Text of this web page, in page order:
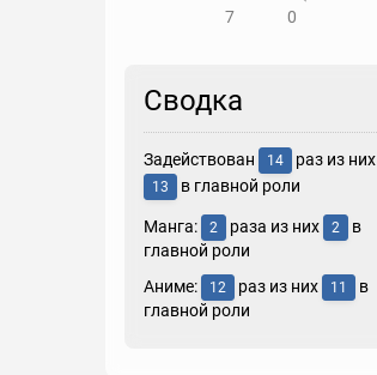
7 0
Сводка
Задействован 14 раз из них
13 в главной роли
Манга: 2 раза из них 2
в
главной роли
Аниме:
12 раз из них 11
в
главной роли